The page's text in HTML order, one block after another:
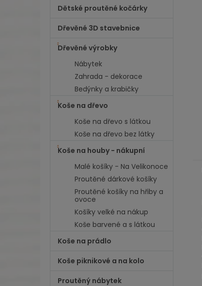
Dětské proutěné kočárky
Dřevěné 3D stavebnice
Dřevěné výrobky
Nábytek
Zahrada - dekorace
Bedýnky a krabičky
Koše na dřevo
Koše na dřevo s látkou
Koše na dřevo bez látky
Koše na houby - nákupní
Malé košíky - Na Velikonoce
Proutěné dárkové košíky
Proutěné košíky na hřiby a
ovoce
Košíky velké na nákup
Koše barvené a s látkou
Koše na prádlo
Koše piknikové a na kolo
Proutěný nábytek